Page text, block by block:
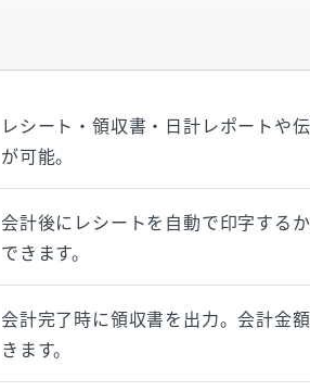
レシート・領収書・日計レポートや
が可能。
会計後にレシートを自動で印字する
できます。
会計完了時に領収書を出力。会計金
きます。